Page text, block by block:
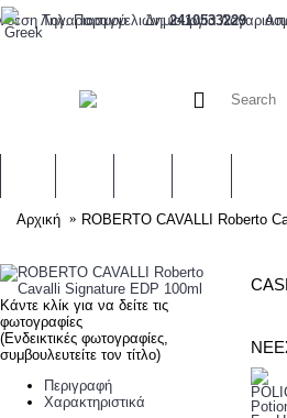
Τηλ. Παραγγελιών:2410533229
Λογαριασμού Δημιουργία
Αρχική ROBERTO CAVALLI Roberto
Κάντε κλίκ για να δείτε τις
φωτογραφίες
(Ενδεικτικές φωτογραφίες,
συμβουλευτείτε τον τίτλο)
Περιγραφή
Χαρακτηριστικά